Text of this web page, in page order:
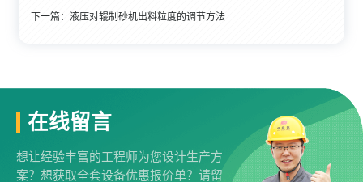
下一篇：液压对辊制砂机出料粒度的调节方法
在线留言
想让经验丰富的工程师为您设计生产方
案？想获取全套设备优惠报价单？请留